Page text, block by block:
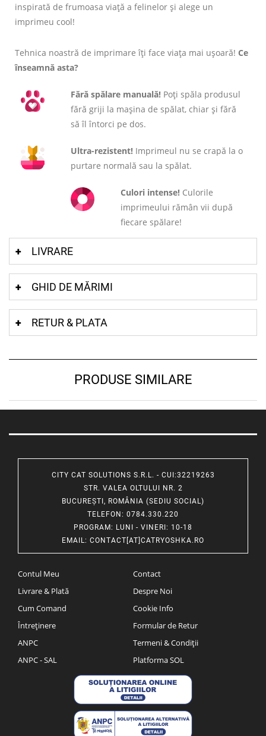
inspirată de frumoasa viață a felinelor și alege un
imprimeu cool!
Tehnica noastră de imprimare îți face viața mai ușoară! Ce
înseamnă asta?
Fără spălare manuală! Poți spăla produsul
fără griji la mașina de spălat, chiar și fără
să îl întorci pe dos.
Ultra-rezistent! Imprimeul nu se crapă la o
purtare normală sau la spălat.
Culori intense! Culorile
imprimeului rămân vii după
fiecare spălare!
LIVRARE
GHID DE MĂRIMI
RETUR & PLATA
PRODUSE SIMILARE
CITY CAT SOLUTIONS S.R.L. - CUI:32219263
STR. VALEA OLTULUI NR. 2
BUCUREȘTI, ROMÂNIA (SEDIU SOCIAL)
TELEFON : 0784.330.220
PROGRAM: LUNI - VINERI: 10-18
EMAIL : CONTACT[AT]CATRYOSHKA.RO
Contul Meu
Livrare & Plată
Cum Comand
Întreținere
ANPC
ANPC - SAL
Contact
Despre Noi
Cookie Info
Formular de Retur
Termeni & Condiții
Platforma SOL